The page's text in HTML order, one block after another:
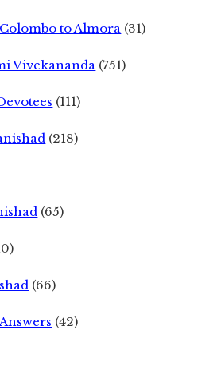
to Almora (31)
Vivekananda (751)
(111)
(218)
(65)
(66)
(42)